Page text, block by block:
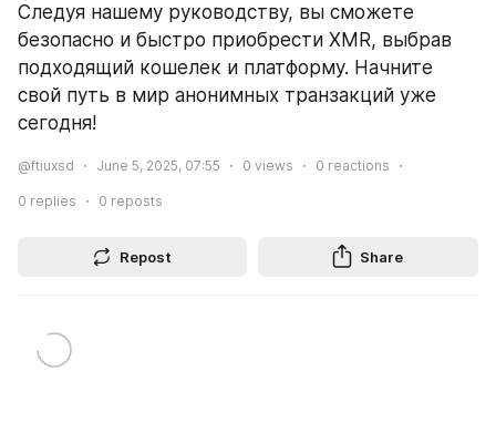
Следуя нашему руководству, вы сможете
безопасно и быстро приобрести XMR, выбрав
подходящий кошелек и платформу. Начните
свой путь в мир анонимных транзакций уже
сегодня!
@ftiuxsd June 5, 2025, 07:55 0 views 0 reactions
0 replies 0 reposts
Repost Share